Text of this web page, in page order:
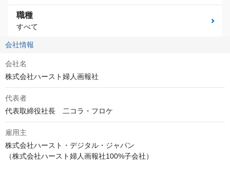
職種
すべて
会社情報
会社名
株式会社ハースト婦人画報社
代表者
代表取締役社長　二コラ・フロケ
雇用主
株式会社ハースト・デジタル・ジャパン
（株式会社ハースト婦人画報社100%子会社）